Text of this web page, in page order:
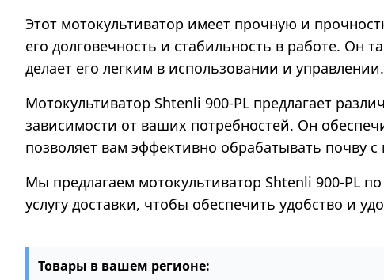
Этот мотокультиватор имеет прочную и
его долговечность и стабильность в работе. Он
делает его легким в использовании и управлении.
Мотокультиватор Shtenli 900-PL предлагает
зависимости от ваших потребностей. Он
позволяет вам эффективно обрабатывать почву
Мы предлагаем мотокультиватор Shtenli 900-PL
услугу доставки, чтобы обеспечить удобство и
Товары в вашем регионе: